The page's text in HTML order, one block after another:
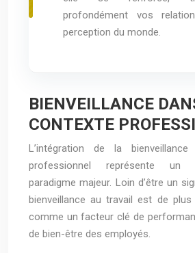
profondément vos
perception du monde.
BIENVEILLANCE
CONTEXTE
L’intégration de la
professionnel représente un
paradigme majeur. Loin d’être un
bienveillance au travail est de
comme un facteur clé de
de bien-être des employés.